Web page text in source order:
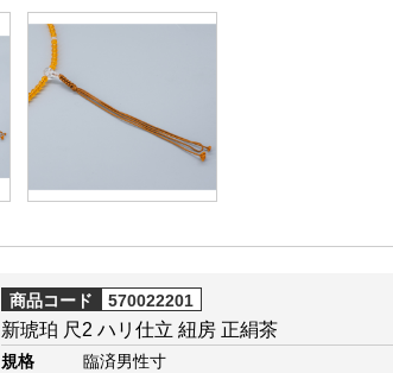
商品コード 570022201
新琥珀 尺2 ハリ仕立 紐房 正絹茶
規格
臨済男性寸